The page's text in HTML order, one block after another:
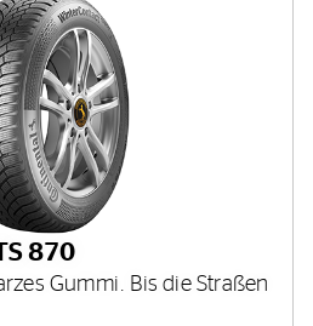
870
Gummi. Bis die Straßen